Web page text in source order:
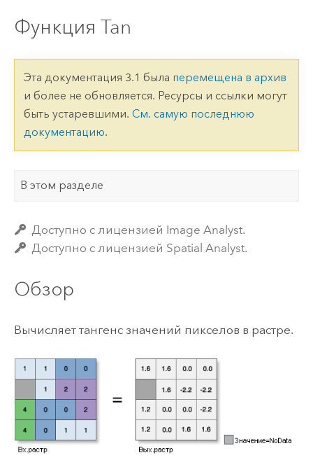
Функция Tan
Эта документация 3.1 была перемещена в архив
и более не обновляется. Ресурсы и ссылки могут
быть устаревшими. См. самую последнюю
документацию.
В этом разделе
Доступно с лицензией Image Analyst.
Доступно с лицензией Spatial Analyst.
Обзор
Вычисляет тангенс значений пикселов в растре.